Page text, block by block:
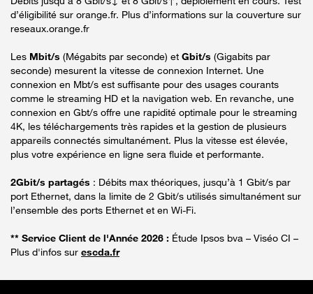
d’éligibilité sur orange.fr. Plus d’informations sur la couverture sur
reseaux.orange.fr
Les Mbit/s (Mégabits par seconde) et Gbit/s (Gigabits par
seconde) mesurent la vitesse de connexion Internet. Une
connexion en Mbt/s est suffisante pour des usages courants
comme le streaming HD et la navigation web. En revanche, une
connexion en Gbt/s offre une rapidité optimale pour le streaming
4K, les téléchargements très rapides et la gestion de plusieurs
appareils connectés simultanément. Plus la vitesse est élevée,
plus votre expérience en ligne sera fluide et performante.
2Gbit/s partagés : Débits max théoriques, jusqu’à 1 Gbit/s par
port Ethernet, dans la limite de 2 Gbit/s utilisés simultanément sur
l’ensemble des ports Ethernet et en Wi-Fi.
** Service Client de l'Année 2026 : Étude Ipsos bva – Viséo CI –
Plus d'infos sur escda.fr